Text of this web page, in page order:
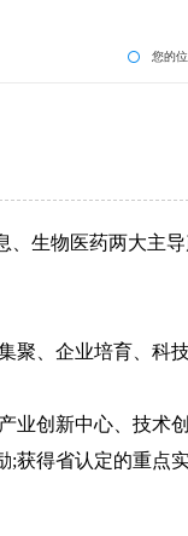
您的位
生物医药两大主
、企业培育、科
业创新中心、技术
获得省认定的重点